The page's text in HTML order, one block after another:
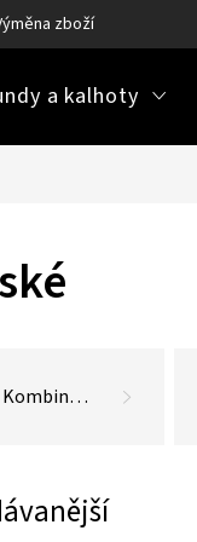
zboží
a kalhoty
Kombinézy